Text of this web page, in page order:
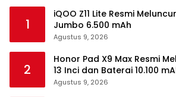
1
iQOO Z11 Lite Resmi
Jumbo 6.500 mAh
Agustus 9, 2026
2
Honor Pad X9 Max Resmi
13 Inci dan Baterai 10.100
Agustus 9, 2026